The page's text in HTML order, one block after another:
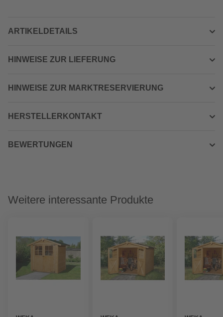
ARTIKELDETAILS
HINWEISE ZUR LIEFERUNG
HINWEISE ZUR MARKTRESERVIERUNG
HERSTELLERKONTAKT
BEWERTUNGEN
Weitere interessante Produkte